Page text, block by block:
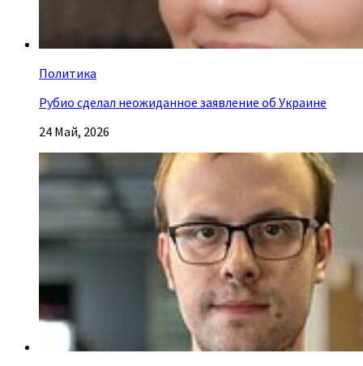
Политика
Рубио сделал неожиданное заявление об Украине
24 Май, 2026